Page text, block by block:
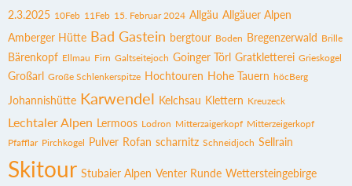
2.3.2025 10Feb 11Feb 15. Februar 2024 Allgäu Allgäuer Alpen
Amberger Hütte Bad Gastein bergtour Boden Bregenzerwald Brille
Bärenkopf Ellmau Firn Galtseitejoch Goinger Törl Gratkletterei Grieskogel
Großarl Große Schlenkerspitze Hochtouren Hohe Tauern höcBerg
Johannishütte Karwendel Kelchsau Klettern Kreuzeck
Lechtaler Alpen Lermoos Lodron Mitterzaigerkopf Mitterzeigerkopf
Pfafflar Pirchkogel Pulver Rofan scharnitz Schneidjoch Sellrain
Skitour Stubaier Alpen Venter Runde Wettersteingebirge